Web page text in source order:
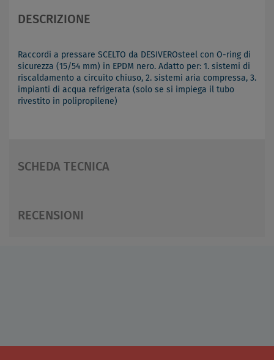
DESCRIZIONE
Raccordi a pressare SCELTO da DESIVEROsteel con O-ring di
sicurezza (15/54 mm) in EPDM nero. Adatto per: 1. sistemi di
riscaldamento a circuito chiuso, 2. sistemi aria compressa, 3.
impianti di acqua refrigerata (solo se si impiega il tubo
rivestito in polipropilene)
SCHEDA TECNICA
RECENSIONI